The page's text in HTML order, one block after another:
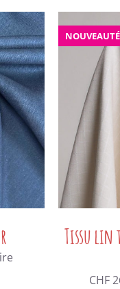
NOUVEAUTÉ
Tissu
CHF